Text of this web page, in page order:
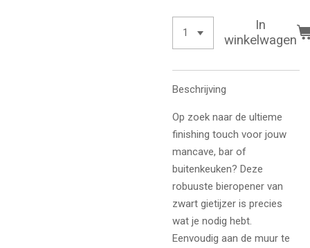
In
winkelwagen
Beschrijving
Op zoek naar de ultieme
finishing touch voor jouw
mancave, bar of
buitenkeuken? Deze
robuuste bieropener van
zwart gietijzer is precies
wat je nodig hebt.
Eenvoudig aan de muur te